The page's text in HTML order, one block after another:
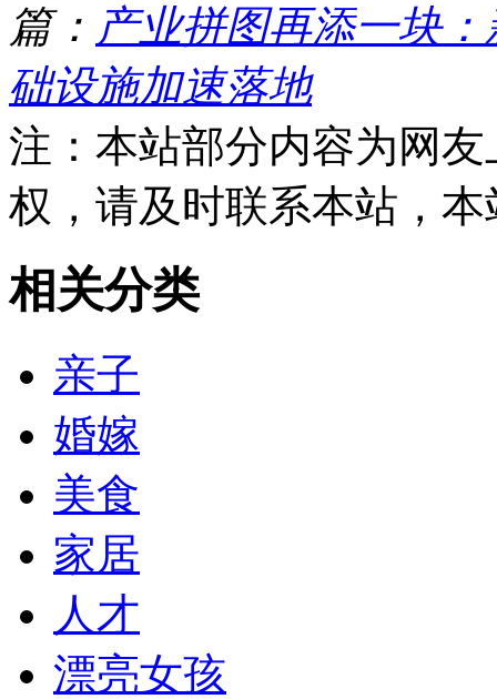
篇： 产业拼图再添一块
础设施加速落地
注：本站部分内容为网
权，请及时联系本站，
相关分类
亲子
婚嫁
美食
家居
人才
漂亮女孩